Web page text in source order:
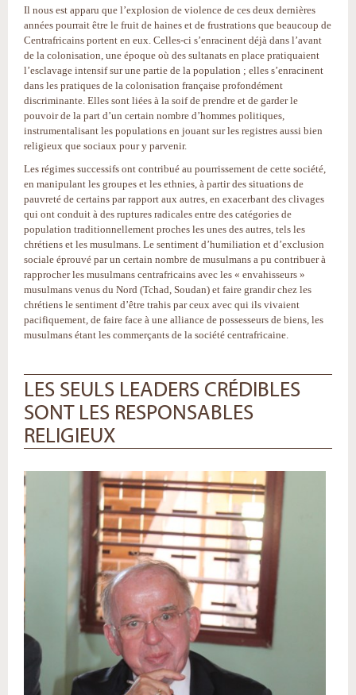
Il nous est apparu que l’explosion de violence de ces deux dernières
années pourrait être le fruit de haines et de frustrations que beaucoup de
Centrafricains portent en eux. Celles-ci s’enracinent déjà dans l’avant
de la colonisation, une époque où des sultanats en place pratiquaient
l’esclavage intensif sur une partie de la population ; elles s’enracinent
dans les pratiques de la colonisation française profondément
discriminante. Elles sont liées à la soif de prendre et de garder le
pouvoir de la part d’un certain nombre d’hommes politiques,
instrumentalisant les populations en jouant sur les registres aussi bien
religieux que sociaux pour y parvenir.
Les régimes successifs ont contribué au pourrissement de cette société,
en manipulant les groupes et les ethnies, à partir des situations de
pauvreté de certains par rapport aux autres, en exacerbant des clivages
qui ont conduit à des ruptures radicales entre des catégories de
population traditionnellement proches les unes des autres, tels les
chrétiens et les musulmans. Le sentiment d’humiliation et d’exclusion
sociale éprouvé par un certain nombre de musulmans a pu contribuer à
rapprocher les musulmans centrafricains avec les « envahisseurs »
musulmans venus du Nord (Tchad, Soudan) et faire grandir chez les
chrétiens le sentiment d’être trahis par ceux avec qui ils vivaient
pacifiquement, de faire face à une alliance de possesseurs de biens, les
musulmans étant les commerçants de la société centrafricaine.
LES SEULS LEADERS CRÉDIBLES
SONT LES RESPONSABLES
RELIGIEUX